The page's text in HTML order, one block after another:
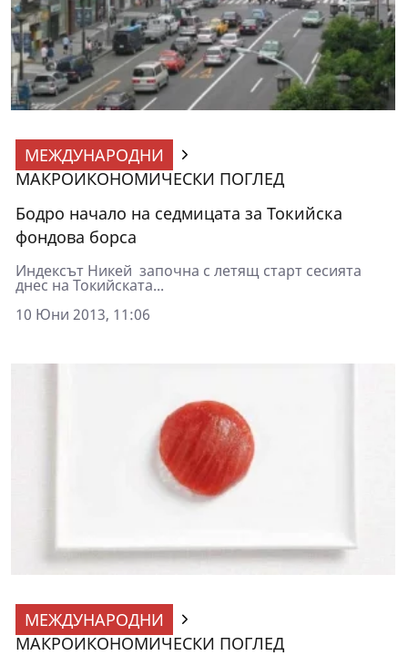
МЕЖДУНАРОДНИ
МАКРОИКОНОМИЧЕСКИ ПОГЛЕД
Бодро начало на седмицата за Токийска
фондова борса
Индексът Никей започна с летящ старт сесията
днес на Токийската...
10 Юни 2013, 11:06
МЕЖДУНАРОДНИ
МАКРОИКОНОМИЧЕСКИ ПОГЛЕД